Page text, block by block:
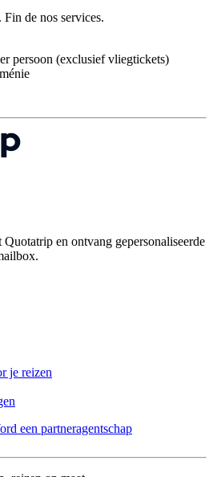
Fin de nos services.
persoon (exclusief vliegtickets)
en ontvang gepersonaliseerde
je reizen
een partneragentschap